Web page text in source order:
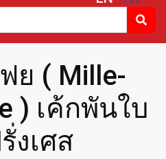
ย ( Mille-
) เค้กพันใบ
งเศส